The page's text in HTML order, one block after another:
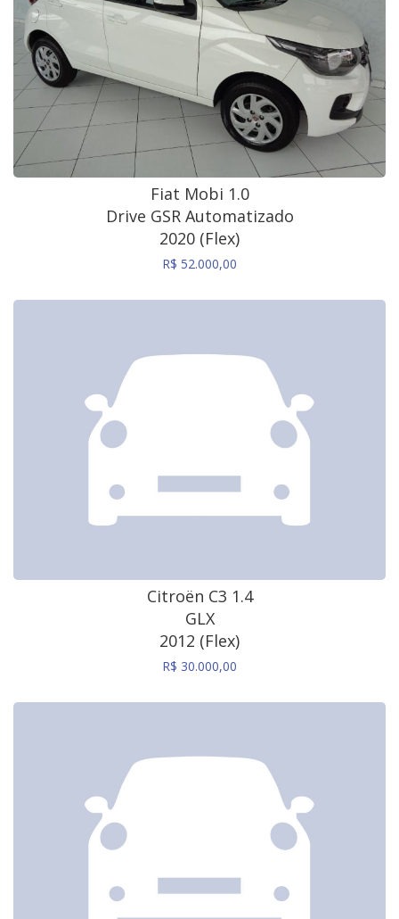
Fiat Mobi 1.0
Drive GSR Automatizado
2020 (Flex)
R$ 52.000,00
Citroën C3 1.4
GLX
2012 (Flex)
R$ 30.000,00